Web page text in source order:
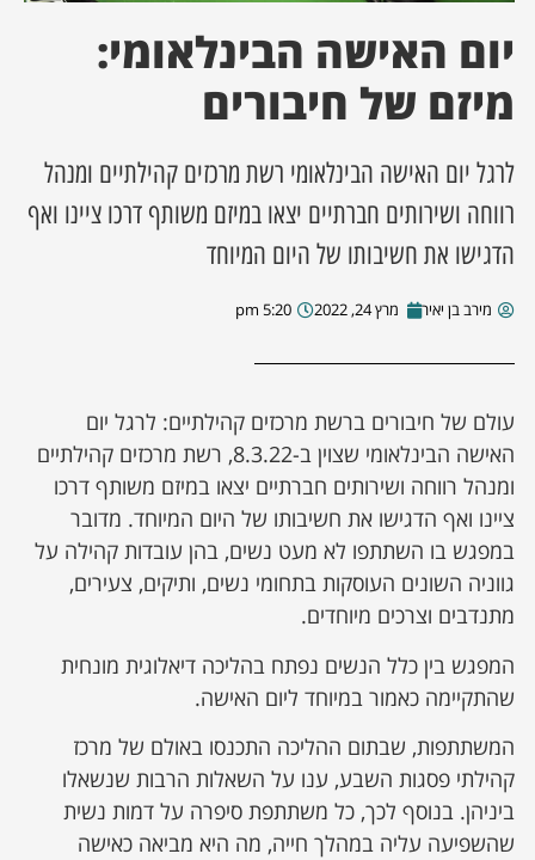
מסע מלחמה
השבוע
מקומית
עסקים
יום האישה הבינלאומי:
מיזם של חיבורים
לרגל יום האישה הבינלאומי רשת מרכזים קהילתיים ומנהל
רווחה ושירותים חברתיים יצאו במיזם משותף דרכו ציינו ואף
הדגישו את חשיבותו של היום המיוחד
מירב בן יאיר מרץ 24, 2022 5:20 pm
עולם של חיבורים ברשת מרכזים קהילתיים: לרגל יום
האישה הבינלאומי שצוין ב-8.3.22, רשת מרכזים קהילתיים
ומנהל רווחה ושירותים חברתיים יצאו במיזם משותף דרכו
ציינו ואף הדגישו את חשיבותו של היום המיוחד. מדובר
במפגש בו השתתפו לא מעט נשים, בהן עובדות קהילה על
גווניה השונים העוסקות בתחומי נשים, ותיקים, צעירים,
מתנדבים וצרכים מיוחדים.
המפגש בין כלל הנשים נפתח בהליכה דיאלוגית מונחית
שהתקיימה כאמור במיוחד ליום האישה.
המשתתפות, שבתום ההליכה התכנסו באולם של מרכז
קהילתי פסגות השבע, ענו על השאלות הרבות שנשאלו
ביניהן. בנוסף לכך, כל משתתפת סיפרה על דמות נשית
שהשפיעה עליה במהלך חייה, מה היא מביאה כאישה